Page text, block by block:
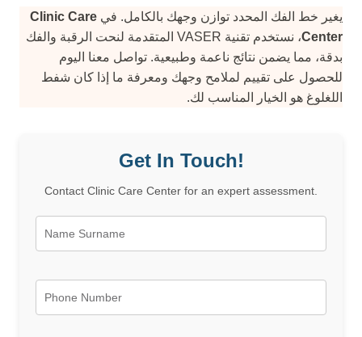
يغير خط الفك المحدد توازن وجهك بالكامل. في Clinic Care
Center
، نستخدم تقنية VASER المتقدمة لنحت الرقبة والفك
بدقة، مما يضمن نتائج ناعمة وطبيعية. تواصل معنا اليوم
للحصول على تقييم لملامح وجهك ومعرفة ما إذا كان شفط
اللغلوغ هو الخيار المناسب لك.
Get In Touch!
Contact Clinic Care Center for an expert assessment.